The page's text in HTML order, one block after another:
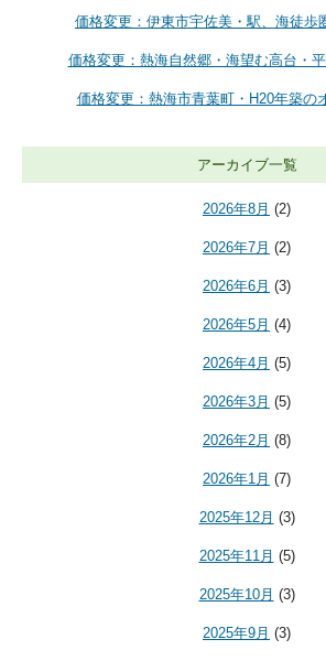
価格変更：伊東市宇佐美・駅、海徒歩
価格変更：熱海自然郷・海望む高台・
価格変更：熱海市青葉町・H20年築の
アーカイブ一覧
2026年8月 (2)
2026年7月 (2)
2026年6月 (3)
2026年5月 (4)
2026年4月 (5)
2026年3月 (5)
2026年2月 (8)
2026年1月 (7)
2025年12月 (3)
2025年11月 (5)
2025年10月 (3)
2025年9月 (3)